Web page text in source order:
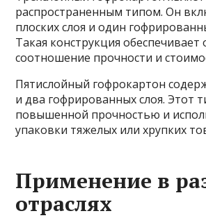
распространенным типом. Он
плоских слоя и один
Такая конструкция
соотношение прочности и
Пятислойный гофрокартон
и два гофрированных слоя. Этот
повышенной прочностью и
упаковки тяжелых или хрупких
Применение в
отраслях